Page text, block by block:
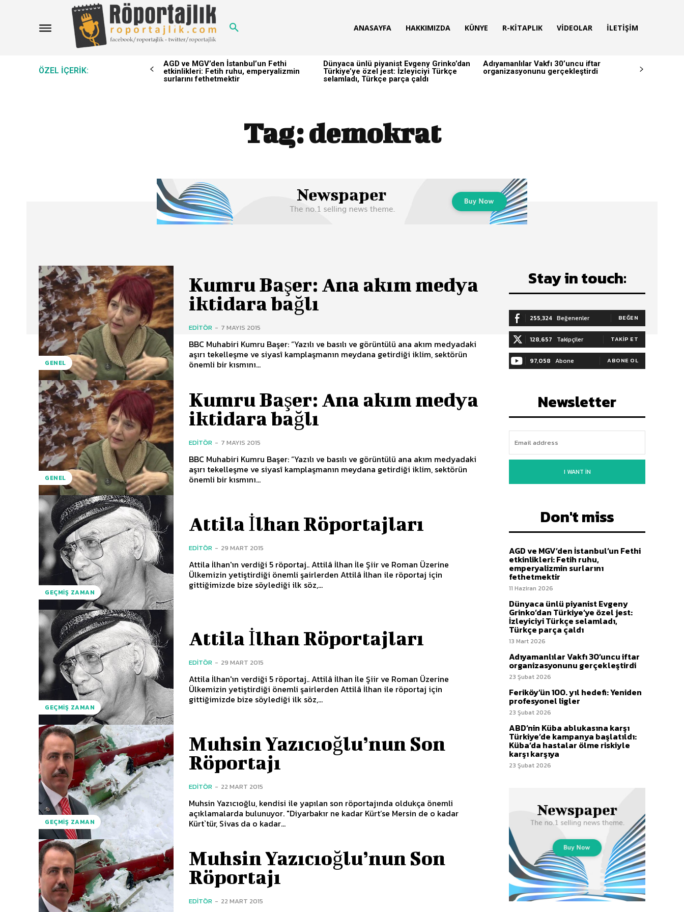
ANASAYFA HAKKIMIZDA KÜNYE R-KITAPLIK VIDEOLAR İLETIŞIM
ÖZEL IÇERIK:
AGD ve MGV’den İstanbul’un Fethi
etkinlikleri: Fetih ruhu, emperyalizmin
surlarını fethetmektir
Dünyaca ünlü piyanist Evgeny Grinko’dan
Türkiye’ye özel jest: İzleyiciyi Türkçe
selamladı, Türkçe parça çaldı
Adıyamanlılar Vakfı 30’uncu iftar
organizasyonunu gerçekleştirdi
Tag:demokrat
GENEL
Kumru Başer: Ana akım medya
iktidara bağlı
EDITÖR - 7 MAYIS 2015
BBC Muhabiri Kumru Başer: “Yazılı ve basılı ve görüntülü ana akım medyadaki
aşırı tekelleşme ve siyasî kamplaşmanın meydana getirdiği iklim, sektörün
önemli bir kısmını...
GENEL
Kumru Başer: Ana akım medya
iktidara bağlı
EDITÖR - 7 MAYIS 2015
BBC Muhabiri Kumru Başer: “Yazılı ve basılı ve görüntülü ana akım medyadaki
aşırı tekelleşme ve siyasî kamplaşmanın meydana getirdiği iklim, sektörün
önemli bir kısmını...
GEÇMIŞ ZAMAN
Attila İlhan Röportajları
EDITÖR - 29 MART 2015
Attila İlhan'ın verdiği 5 röportaj.. Attilâ İlhan İle Şiir ve Roman Üzerine
Ülkemizin yetiştirdiği önemli şairlerden Attilâ İlhan ile röportaj için
gittiğimizde bize söylediği ilk söz,...
GEÇMIŞ ZAMAN
Attila İlhan Röportajları
EDITÖR - 29 MART 2015
Attila İlhan'ın verdiği 5 röportaj.. Attilâ İlhan İle Şiir ve Roman Üzerine
Ülkemizin yetiştirdiği önemli şairlerden Attilâ İlhan ile röportaj için
gittiğimizde bize söylediği ilk söz,...
GEÇMIŞ ZAMAN
Muhsin Yazıcıoğlu’nun Son
Röportajı
EDITÖR - 22 MART 2015
Muhsin Yazıcıoğlu, kendisi ile yapılan son röportajında oldukça önemli
açıklamalarda bulunuyor. "Diyarbakır ne kadar Kürt’se Mersin de o kadar
Kürt`tür, Sivas da o kadar...
Muhsin Yazıcıoğlu’nun Son
Röportajı
EDITÖR - 22 MART 2015
Stay in touch:
255,324 Beğenenler BEĞEN
128,657 Takipçiler TAKIP ET
97,058 Abone ABONE OL
Newsletter
I WANT IN
Don't miss
AGD ve MGV’den İstanbul’un Fethi
etkinlikleri: Fetih ruhu,
emperyalizmin surlarını
fethetmektir
11 Haziran 2026
Dünyaca ünlü piyanist Evgeny
Grinko’dan Türkiye’ye özel jest:
İzleyiciyi Türkçe selamladı,
Türkçe parça çaldı
13 Mart 2026
Adıyamanlılar Vakfı 30’uncu iftar
organizasyonunu gerçekleştirdi
23 Şubat 2026
Feriköy’ün 100. yıl hedefi: Yeniden
profesyonel ligler
23 Şubat 2026
ABD’nin Küba ablukasına karşı
Türkiye’de kampanya başlatıldı:
Küba’da hastalar ölme riskiyle
karşı karşıya
23 Şubat 2026